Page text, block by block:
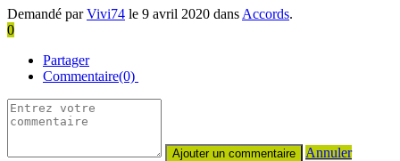
Demandé parVivi74 le 9 avril 2020 dans Accords.
0
Partager
Commentaire(0)
Annuler